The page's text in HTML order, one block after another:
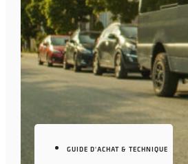
GUIDE D'ACHAT & TECHNIQUE